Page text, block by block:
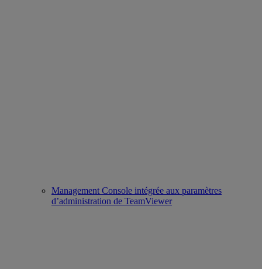
Management Console intégrée aux paramètres
d’administration de TeamViewer